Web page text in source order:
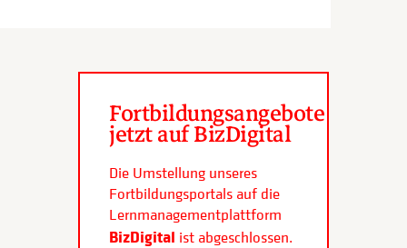
Fortbildungsangebote
jetzt auf BizDigital
Die Umstellung unseres
Fortbildungsportals auf die
Lernmanagementplattform
BizDigital ist abgeschlossen.